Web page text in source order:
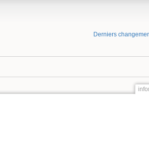
Derniers